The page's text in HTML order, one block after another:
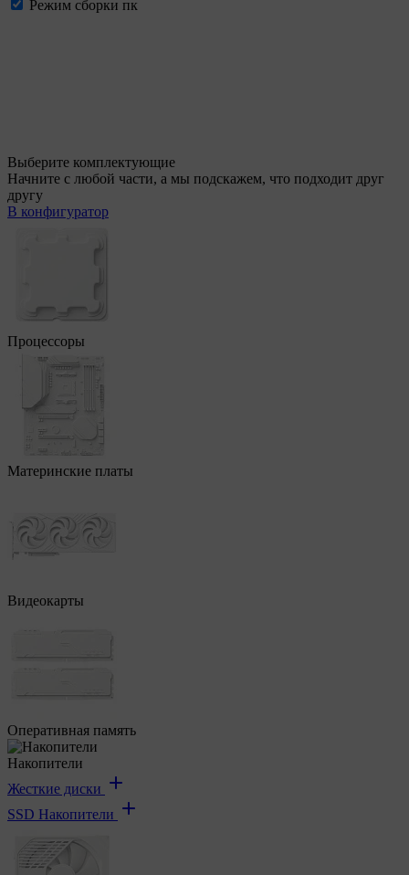
Режим сборки пк
Выберите комплектующие
Начните с любой части, а мы подскажем, что подходит друг
другу
В конфигуратор
Процессоры
Материнские платы
Видеокарты
Оперативная память
Накопители
Жесткие диски
SSD Накопители